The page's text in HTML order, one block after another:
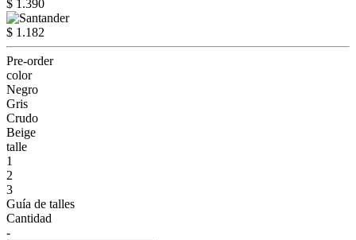
$ 1.390
$ 1.182
Pre-order
color
Negro
Gris
Crudo
Beige
talle
1
2
3
Guía de talles
Cantidad
-